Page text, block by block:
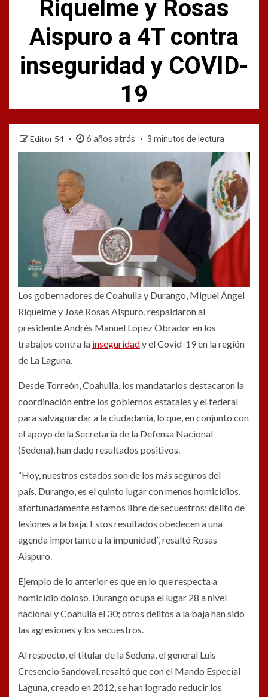
Riquelme y Rosas
Aispuro a 4T contra
inseguridad y COVID-
19
Editor 54 6 años atrás 3 minutos de lectura
Los gobernadores de Coahuila y Durango, Miguel Ángel
Riquelme y José Rosas Aispuro, respaldaron al
presidente Andrés Manuel López Obrador en los
trabajos contra la inseguridady el Covid-19 en la región
de La Laguna.
Desde Torreón, Coahuila, los mandatarios destacaron la
coordinación entre los gobiernos estatales y el federal
para salvaguardar a la ciudadanía, lo que, en conjunto con
el apoyo de la Secretaría de la Defensa Nacional
(Sedena), han dado resultados positivos.
“Hoy, nuestros estados son de los más seguros del
país. Durango, es el quinto lugar con menos homicidios,
afortunadamente estamos libre de secuestros; delito de
lesiones a la baja. Estos resultados obedecen a una
agenda importante a la impunidad”, resaltó Rosas
Aispuro.
Ejemplo de lo anterior es que en lo que respecta a
homicidio doloso, Durango ocupa el lugar 28 a nivel
nacional y Coahuila el 30; otros delitos a la baja han sido
las agresiones y los secuestros.
Al respecto, el titular de la Sedena, el general Luis
Cresencio Sandoval, resaltó que con el Mando Especial
Laguna, creado en 2012, se han logrado reducir los